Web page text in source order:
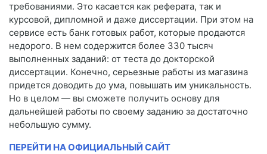
требованиями. Это касается как реферата, так и
курсовой, дипломной и даже диссертации. При этом на
сервисе есть банк готовых работ, которые продаются
недорого. В нем содержится более 330 тысяч
выполненных заданий: от теста до докторской
диссертации. Конечно, серьезные работы из магазина
придется доводить до ума, повышать им уникальность.
Но в целом — вы сможете получить основу для
дальнейшей работы по своему заданию за достаточно
небольшую сумму.
ПЕРЕЙТИ НА ОФИЦИАЛЬНЫЙ САЙТ